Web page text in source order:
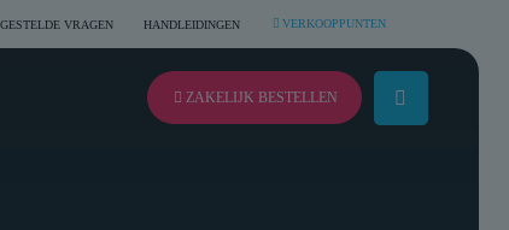
VRAGEN HANDLEIDINGEN VERKOOPPUNTEN
ZAKELIJK BESTELLEN